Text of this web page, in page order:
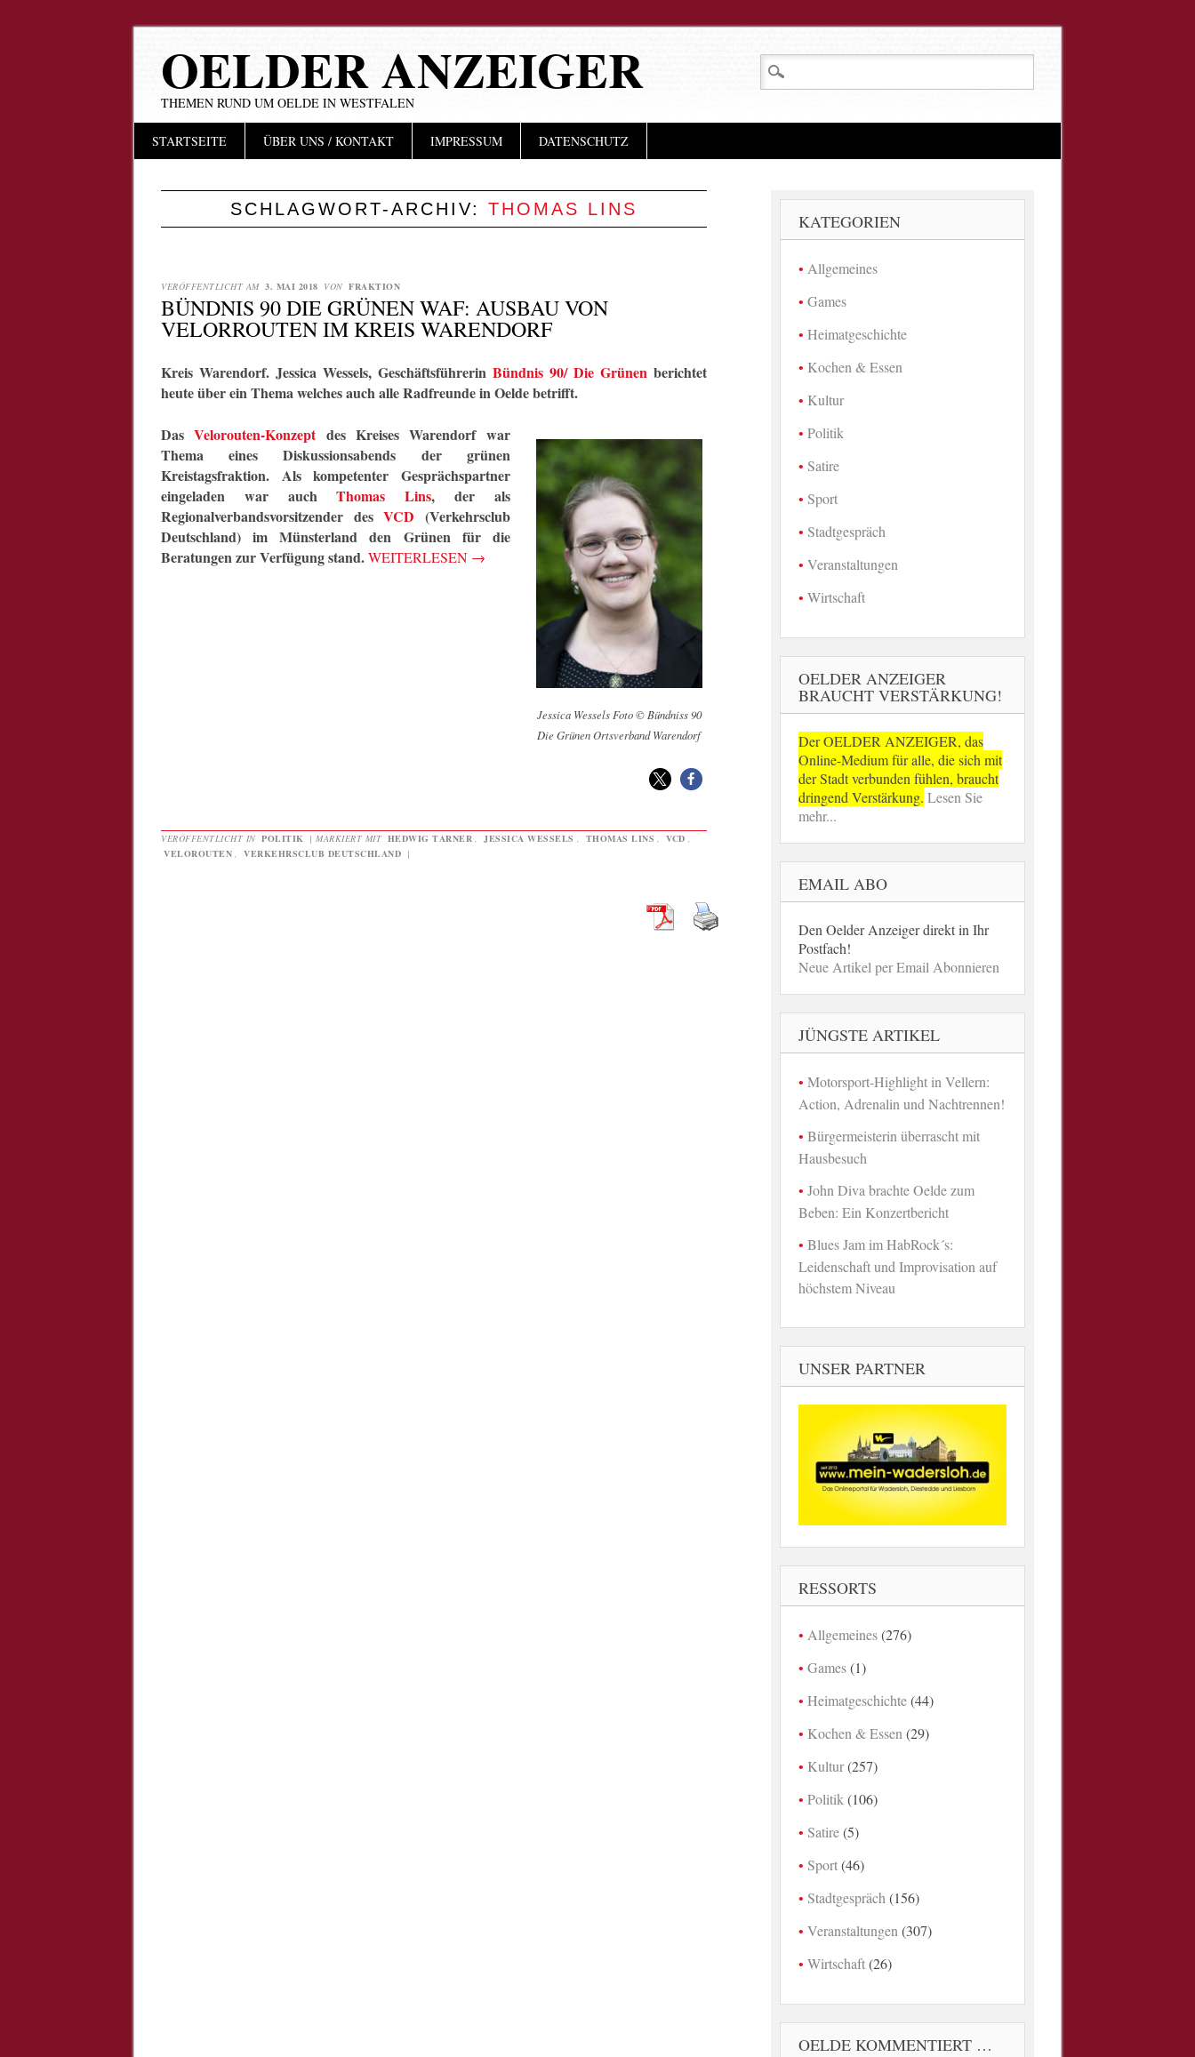
OELDER ANZEIGER
THEMEN RUND UM OELDE IN WESTFALEN
Hauptmenü
InhaltSTARTSEITE ÜBER UNS / KONTAKT IMPRESSUM DATENSCHUTZ
SCHLAGWORT-ARCHIV: THOMAS LINS
VERÖFFENTLICHT AM 3. MAI 2018 VON FRAKTION
BÜNDNIS 90 DIE GRÜNEN WAF: AUSBAU VON
VELORROUTEN IM KREIS WARENDORF
Kreis Warendorf. Jessica Wessels, Geschäftsführerin Bündnis 90/ Die Grünenberichtet
heute über ein Thema welches auch alle Radfreunde in Oelde betrifft.
Jessica Wessels Foto © Bündniss 90
Die Grünen Ortsverband Warendorf
DasVelorouten-Konzeptdes Kreises Warendorf war
Thema eines Diskussionsabends der grünen
Kreistagsfraktion. Als kompetenter Gesprächspartner
eingeladen war auchThomas Lins, der als
Regionalverbandsvorsitzender desVCD (Verkehrsclub
Deutschland) im Münsterland den Grünen für die
Beratungen zur Verfügung stand.WEITERLESEN →
VERÖFFENTLICHT IN POLITIK | MARKIERT MIT HEDWIG TARNER , JESSICA WESSELS , THOMAS LINS , VCD ,
VELOROUTEN , VERKEHRSCLUB DEUTSCHLAND |
KATEGORIEN
Allgemeines
Games
Heimatgeschichte
Kochen & Essen
Kultur
Politik
Satire
Sport
Stadtgespräch
Veranstaltungen
Wirtschaft
OELDER ANZEIGER
BRAUCHT VERSTÄRKUNG!
Der OELDER ANZEIGER, das
Online-Medium für alle, die sich mit
der Stadt verbunden fühlen, braucht
dringend Verstärkung. Lesen Sie
mehr...
EMAIL ABO
Den Oelder Anzeiger direkt in Ihr
Postfach!
Neue Artikel per Email Abonnieren
JÜNGSTE ARTIKEL
Motorsport-Highlight in Vellern:
Action, Adrenalin und Nachtrennen!
Bürgermeisterin überrascht mit
Hausbesuch
John Diva brachte Oelde zum
Beben: Ein Konzertbericht
Blues Jam im HabRock´s:
Leidenschaft und Improvisation auf
höchstem Niveau
UNSER PARTNER
RESSORTS
Allgemeines(276)
Games(1)
Heimatgeschichte(44)
Kochen & Essen (29)
Kultur(257)
Politik (106)
Satire(5)
Sport(46)
Stadtgespräch (156)
Veranstaltungen (307)
Wirtschaft(26)
OELDE KOMMENTIERT …